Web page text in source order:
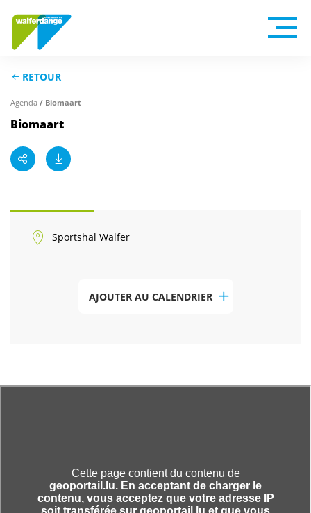
RETOUR
Agenda / Biomaart
Biomaart
Sportshal Walfer
AJOUTER AU CALENDRIER